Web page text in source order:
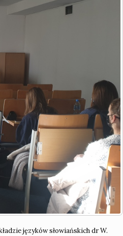
języków słowiańskich dr W.